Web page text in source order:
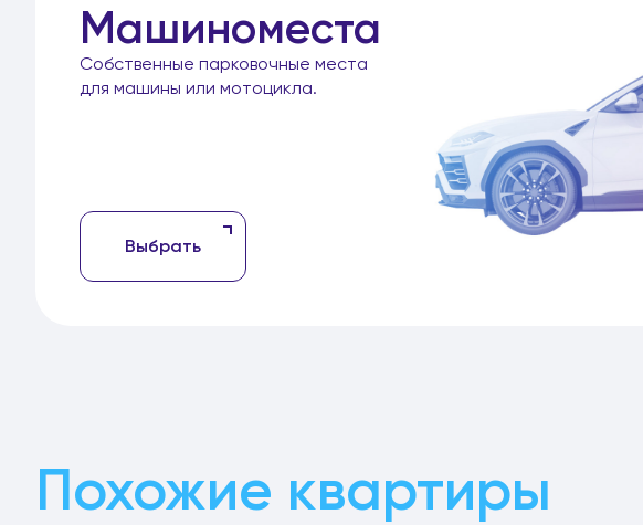
Машиноместа
Собственные парковочные места
для машины или мотоцикла.
Выбрать
Похожие квартиры